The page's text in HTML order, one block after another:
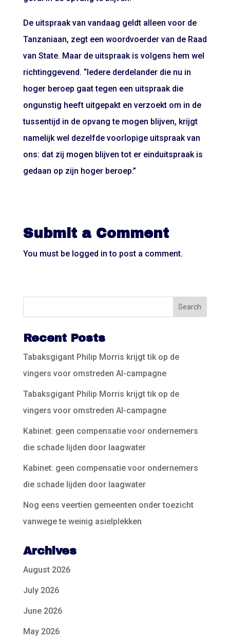
De uitspraak van vandaag geldt alleen voor de
Tanzaniaan, zegt een woordvoerder van de Raad
van State. Maar de uitspraak is volgens hem wel
richtinggevend. “Iedere derdelander die nu in
hoger beroep gaat tegen een uitspraak die
ongunstig heeft uitgepakt en verzoekt om in de
tussentijd in de opvang te mogen blijven, krijgt
namelijk wel dezelfde voorlopige uitspraak van
ons: dat zij mogen blijven tot er einduitspraak is
gedaan op zijn hoger beroep.”
Submit a Comment
You must be logged in to post a comment.
Recent Posts
Tabaksgigant Philip Morris krijgt tik op de
vingers voor omstreden AI-campagne
Tabaksgigant Philip Morris krijgt tik op de
vingers voor omstreden AI-campagne
Kabinet: geen compensatie voor ondernemers
die schade lijden door laagwater
Kabinet: geen compensatie voor ondernemers
die schade lijden door laagwater
Nog eens veertien gemeenten onder toezicht
vanwege te weinig asielplekken
Archives
August 2026
July 2026
June 2026
May 2026